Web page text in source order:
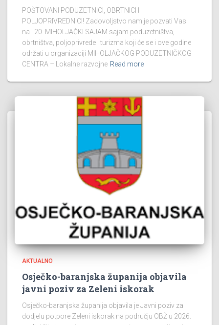
POŠTOVANI PODUZETNICI, OBRTNICI I
POLJOPRIVREDNICI! Zadovoljstvo nam je pozvati Vas
na 20. MIHOLJAČKI SAJAM sajam poduzetništva,
obrtništva, poljoprivrede i turizma koji će se i ove godine
održati u organizaciji MIHOLJAČKOG PODUZETNIČKOG
CENTRA – Lokalne razvojne Read more
AKTUALNO
Osječko-baranjska županija objavila
javni poziv za Zeleni iskorak
Osječko-baranjska županija objavila je Javni poziv za
dodjelu potpore Zeleni iskorak na području OBŽ u 2026.